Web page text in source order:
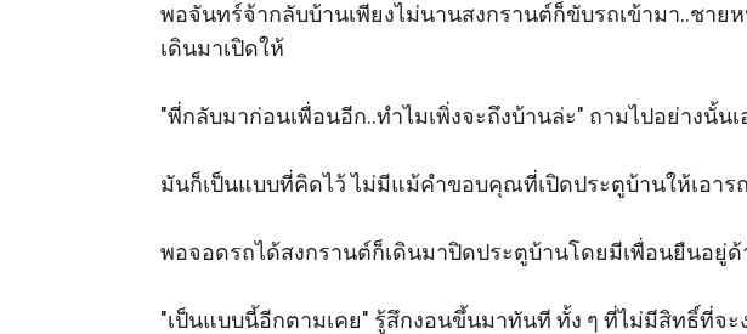
พอจันทร์จ้ากลับบ้านเพียงไม่นานสงกรานต์ก็ขับรถเข้ามา..ชาย
เดินมาเปิดให้
"พี่กลับมาก่อนเพื่อนอีก..ทำไมเพิ่งจะถึงบ้านล่ะ" ถามไปอย่างนั้น
มันก็เป็นแบบที่คิดไว้ ไม่มีแม้คำขอบคุณที่เปิดประตูบ้านให้เอารถ
พอจอดรถได้สงกรานต์ก็เดินมาปิดประตูบ้านโดยมีเพื่อนยืนอยู่
"เป็นแบบนี้อีกตามเคย" รู้สึกงอนขึ้นมาทันที ทั้ง ๆ ที่ไม่มีสิทธิ์ที่จะ